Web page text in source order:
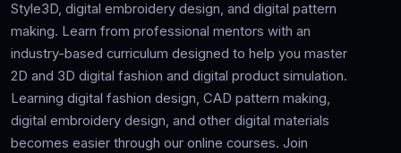
Style3D, digital embroidery design, and digital pattern
making. Learn from professional mentors with an
industry-based curriculum designed to help you master
2D and 3D digital fashion and digital product simulation.
Learning digital fashion design, CAD pattern making,
digital embroidery design, and other digital materials
becomes easier through our online courses. Join